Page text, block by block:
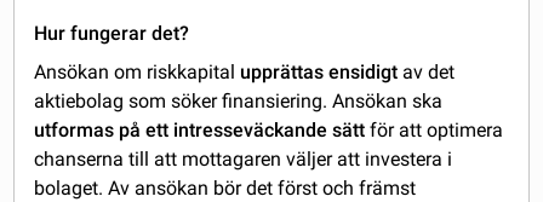
Hur fungerar det?
Ansökan om riskkapital upprättas ensidigt av det
aktiebolag som söker finansiering. Ansökan ska
utformas på ett intresseväckande sätt för att optimera
chanserna till att mottagaren väljer att investera i
bolaget. Av ansökan bör det först och främst